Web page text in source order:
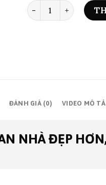
ART PRINT 0958 số
ĐÁNH GIÁ (0) VIDEO MÔ
NHÀ ĐẸP